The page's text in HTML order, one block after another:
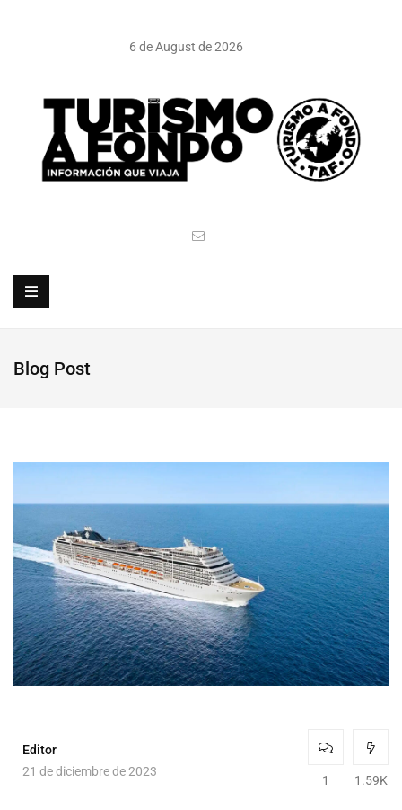
6 de August de 2026
Blog Post
Editor
21 de diciembre de 2023
1 1.59K